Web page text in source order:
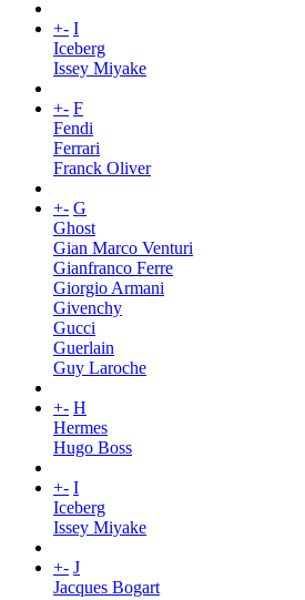
+- I
Iceberg
Issey Miyake
+- F
Fendi
Ferrari
Franck Oliver
+- G
Ghost
Gian Marco Venturi
Gianfranco Ferre
Giorgio Armani
Givenchy
Gucci
Guerlain
Guy Laroche
+- H
Hermes
Hugo Boss
+- I
Iceberg
Issey Miyake
+- J
Jacques Bogart